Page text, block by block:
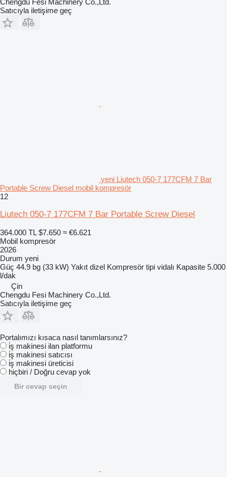
Chengdu Fesi Machinery Co.,Ltd.
Satıcıyla iletişime geç
yeni Liutech 050-7 177CFM 7 Bar
Portable Screw Diesel mobil kompresör
12
Liutech 050-7 177CFM 7 Bar Portable Screw Diesel
364.000 TL $7.650 ≈ €6.621
Mobil kompresör
2026
Durum yeni
Güç 44.9 bg (33 kW) Yakıt dizel Kompresör tipi vidalı Kapasite 5.000
l/dak
Çin
Chengdu Fesi Machinery Co.,Ltd.
Satıcıyla iletişime geç
Portalımızı kısaca nasıl tanımlarsınız?
i̇ş makinesi ilan platformu
i̇ş makinesi satıcısı
i̇ş makinesi üreticisi
hiçbiri / Doğru cevap yok
Bir cevap seçin